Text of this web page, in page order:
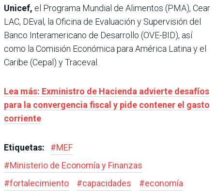
Unicef, el Programa Mundial de Alimentos (PMA), Cear
LAC, DEval, la Oficina de Evaluación y Supervisión del
Banco Interamericano de Desarrollo (OVE-BID), así
como la Comisión Económica para América Latina y el
Caribe (Cepal) y Traceval.
Lea más: Exministro de Hacienda advierte desafíos
para la convergencia fiscal y pide contener el gasto
corriente
Etiquetas: #MEF
#Ministerio de Economía y Finanzas
#fortalecimiento #capacidades #economía